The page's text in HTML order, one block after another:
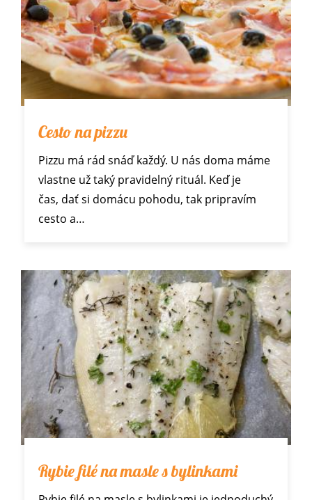
Cesto na pizzu
Pizzu má rád snáď každý. U nás doma máme
vlastne už taký pravidelný rituál. Keď je
čas, dať si domácu pohodu, tak pripravím
cesto a…
Rybie filé na masle s bylinkami